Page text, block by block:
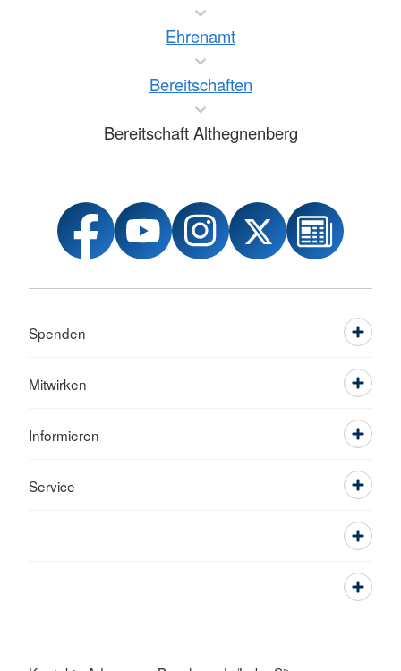
Ehrenamt
Bereitschaften
Bereitschaft Althegnenberg
Spenden
Mitwirken
Informieren
Service